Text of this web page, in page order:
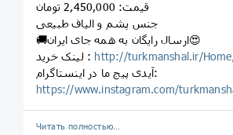
قیمت: 2,450,000 تومان
جنس پشم و الیاف طبیعی
🚚ارسال رایگان به همه جای ایران😍
لینک خرید : http://turkmanshal.ir/
آیدی پیج ما در اینستاگرام:
https://www.instagram.com/
Читать полностью…